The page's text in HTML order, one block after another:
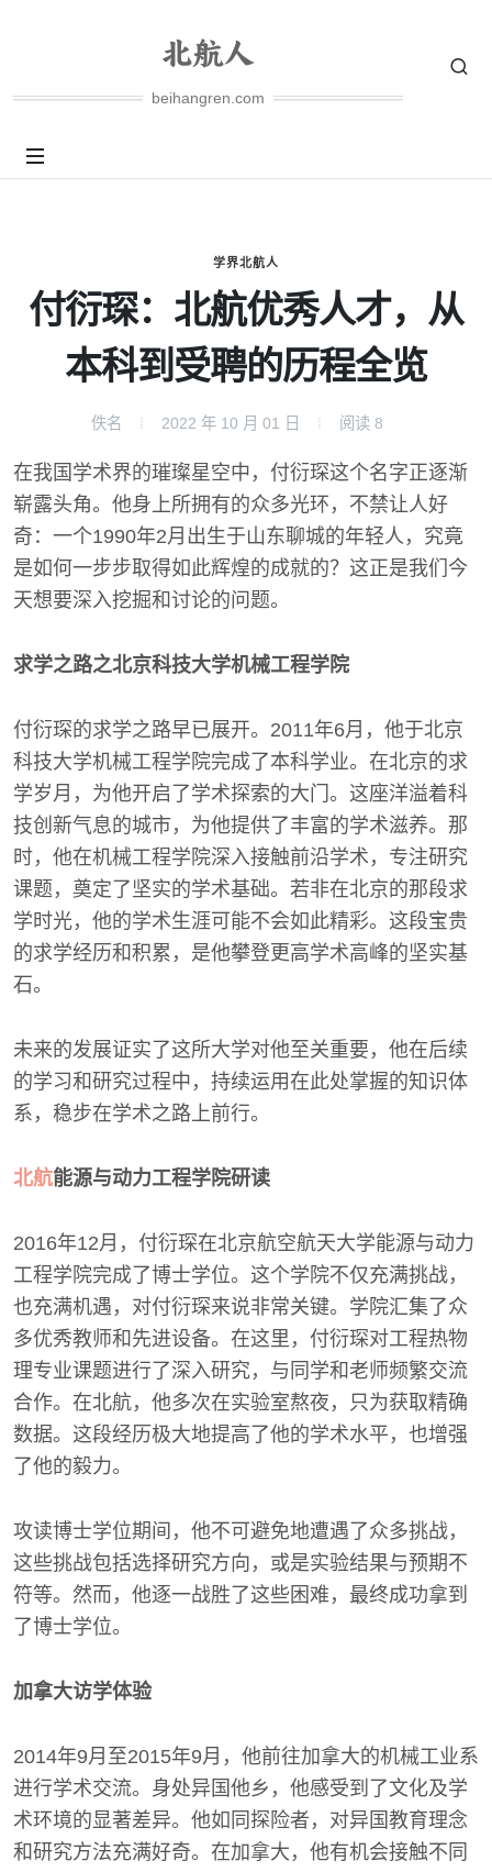
beihangren.com
学界北航人
付衍琛：北航优秀人才，从
本科到受聘的历程全览
佚名 2022 年 10 月 01 日 阅读 8
在我国学术界的璀璨星空中，付衍琛这个名字正逐渐
崭露头角。他身上所拥有的众多光环，不禁让人好
奇：一个1990年2月出生于山东聊城的年轻人，究竟
是如何一步步取得如此辉煌的成就的？这正是我们今
天想要深入挖掘和讨论的问题。
求学之路之北京科技大学机械工程学院
付衍琛的求学之路早已展开。2011年6月，他于北京
科技大学机械工程学院完成了本科学业。在北京的求
学岁月，为他开启了学术探索的大门。这座洋溢着科
技创新气息的城市，为他提供了丰富的学术滋养。那
时，他在机械工程学院深入接触前沿学术，专注研究
课题，奠定了坚实的学术基础。若非在北京的那段求
学时光，他的学术生涯可能不会如此精彩。这段宝贵
的求学经历和积累，是他攀登更高学术高峰的坚实基
石。
未来的发展证实了这所大学对他至关重要，他在后续
的学习和研究过程中，持续运用在此处掌握的知识体
系，稳步在学术之路上前行。
北航能源与动力工程学院研读
2016年12月，付衍琛在北京航空航天大学能源与动力
工程学院完成了博士学位。这个学院不仅充满挑战，
也充满机遇，对付衍琛来说非常关键。学院汇集了众
多优秀教师和先进设备。在这里，付衍琛对工程热物
理专业课题进行了深入研究，与同学和老师频繁交流
合作。在北航，他多次在实验室熬夜，只为获取精确
数据。这段经历极大地提高了他的学术水平，也增强
了他的毅力。
攻读博士学位期间，他不可避免地遭遇了众多挑战，
这些挑战包括选择研究方向，或是实验结果与预期不
符等。然而，他逐一战胜了这些困难，最终成功拿到
了博士学位。
加拿大访学体验
2014年9月至2015年9月，他前往加拿大的机械工业系
进行学术交流。身处异国他乡，他感受到了文化及学
术环境的显著差异。他如同探险者，对异国教育理念
和研究方法充满好奇。在加拿大，他有机会接触不同